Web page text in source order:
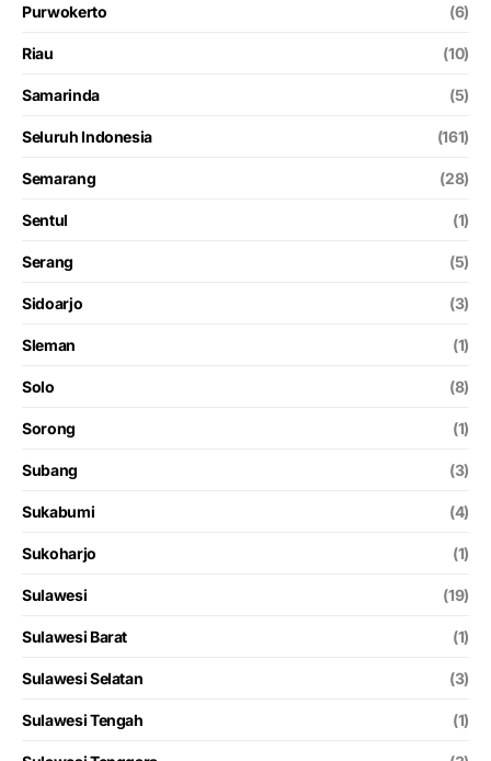
Purwokerto (6)
Riau (10)
Samarinda (5)
Seluruh Indonesia (161)
Semarang (28)
Sentul (1)
Serang (5)
Sidoarjo (3)
Sleman (1)
Solo (8)
Sorong (1)
Subang (3)
Sukabumi (4)
Sukoharjo (1)
Sulawesi (19)
Sulawesi Barat (1)
Sulawesi Selatan (3)
Sulawesi Tengah (1)